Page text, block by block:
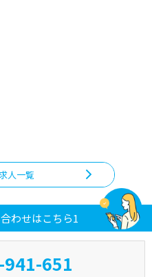
人一覧
わせはこちら1
651